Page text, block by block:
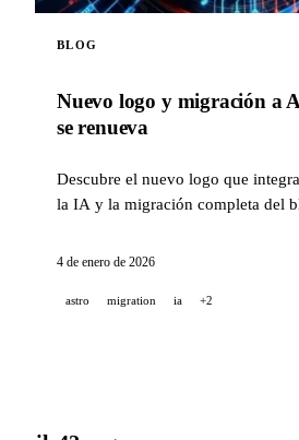
BLOG
Nuevo logo y migración a
se renueva
Descubre el nuevo logo que
la IA y la migración completa del
4 de enero de 2026
astro migration ia +2